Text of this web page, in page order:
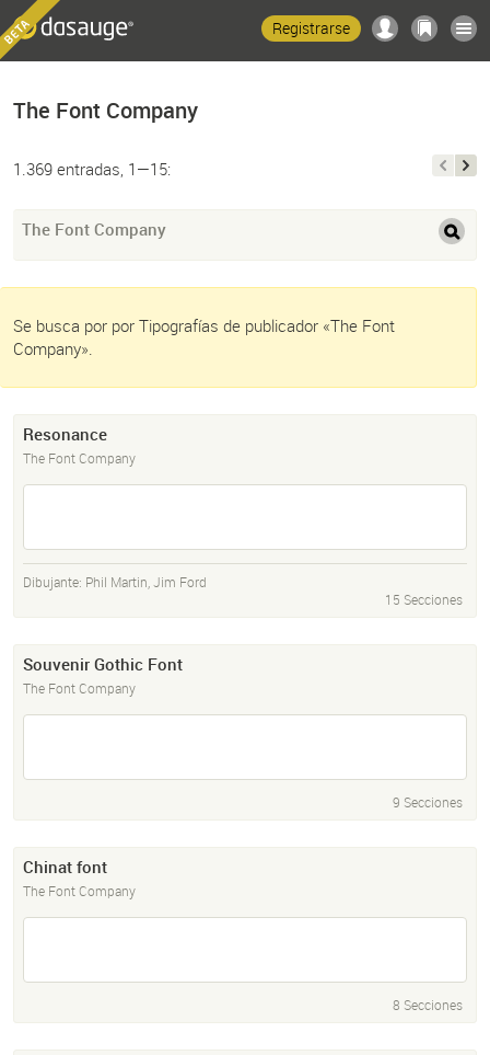
Registrarse
The Font Company
1.369 entradas, 1—15:
The Font Company
Se busca por por Tipografías de publicador «The Font
Company».
Resonance
The Font Company
Dibujante: Phil Martin,Jim Ford
15 Secciones
Souvenir Gothic Font
The Font Company
9 Secciones
Chinat font
The Font Company
8 Secciones